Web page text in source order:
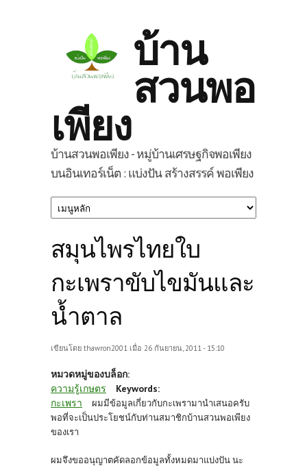
บ้าน
สวนพอ
เพียง
บ้านสวนพอเพียง - หมู่บ้านเศรษฐกิจพอเพียง
บนอินเทอร์เน็ต : แบ่งปัน สร้างสรรค์ พอเพียง
สมุนไพรไทยใบ
กะเพราขับไขมันและ
น้ำตาล
เขียนโดย thawron2001 เมื่อ 26 กันยายน, 2011 - 15:10
หมวดหมู่ของบล็อก:
ความรู้เกษตร
Keywords:
กะเพรา
ผมมีข้อมูลเกี่ยวกับกะเพรามานำเสนอครับ
พอที่จะเป็นประโยชน์กับท่านสมาชิกบ้านสวนพอเพียง
ของเรา
ผมจึงขออนุญาตคัดลอกข้อมูลทั้งหมดมาแบ่งปัน นะ